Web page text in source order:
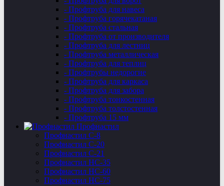
- Профтруба для навеса
- Профтруба горячекатаная
- Профтруба стальная
- Профтруба от производителя
- Профтруба для лестниц
- Профтруба металлическая
- Профтруба для теплиц
- Профтрубы недорогие
- Профтруба для каркаса
- Профтруба для забора
- Профтруба тонкостенная
- Профтруба толстостенная
- Профтруба 15 мм
Профнастил
Профнастил C-8
Профнастил С-20
Профнастил C-21
Профнастил НС-35
Профнастил НС-60
Профнастил НС-75